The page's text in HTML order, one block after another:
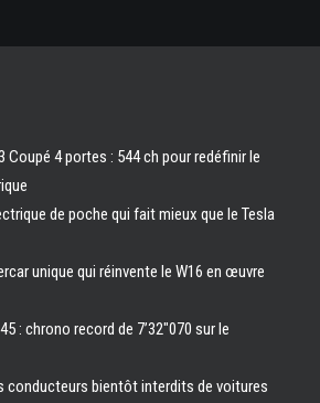
Coupé 4 portes : 544 ch pour redéfinir le
de poche qui fait mieux que le Tesla
unique qui réinvente le W16 en œuvre
: chrono record de 7’32″070 sur le
conducteurs bientôt interdits de voitures